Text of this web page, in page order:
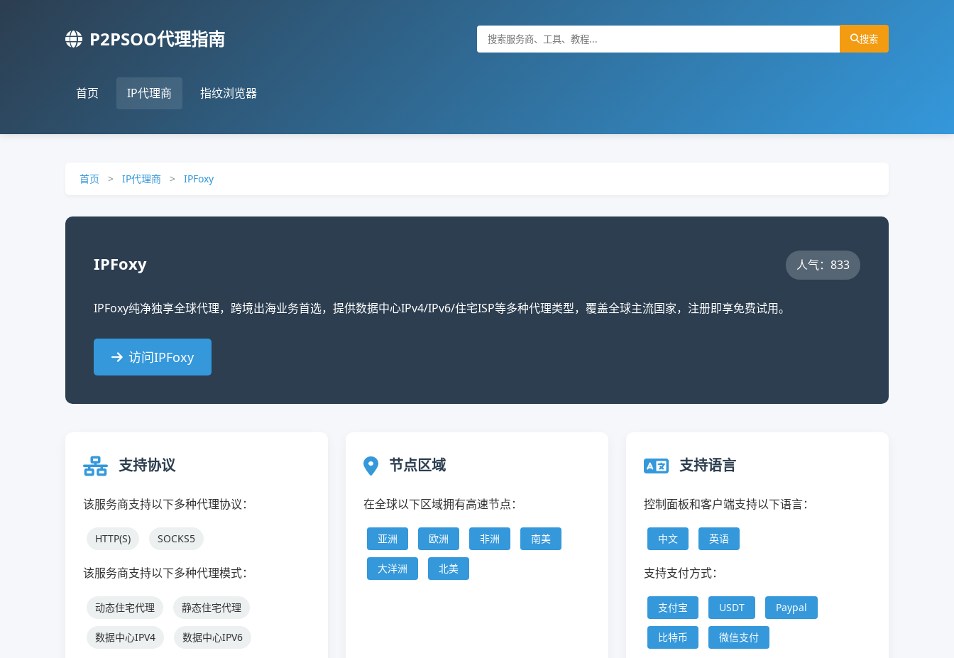
P2PSOO代理指南 搜索
首页 IP代理商 指纹浏览器
首页 > IP代理商 > IPFoxy
IPFoxy 人气：833
IPFoxy纯净独享全球代理，跨境出海业务首选，提供数据中心IPv4/IPv6/住宅ISP等多种代理类型，覆盖全球主流国家，注册即享免费试用。
访问IPFoxy
支持协议
该服务商支持以下多种代理协议：
HTTP(S) SOCKS5
该服务商支持以下多种代理模式：
动态住宅代理 静态住宅代理
数据中心IPV4 数据中心IPV6
节点区域
在全球以下区域拥有高速节点：
亚洲 欧洲 非洲 南美
大洋洲 北美
支持语言
控制面板和客户端支持以下语言：
中文 英语
支持支付方式：
支付宝 USDT Paypal
比特币 微信支付